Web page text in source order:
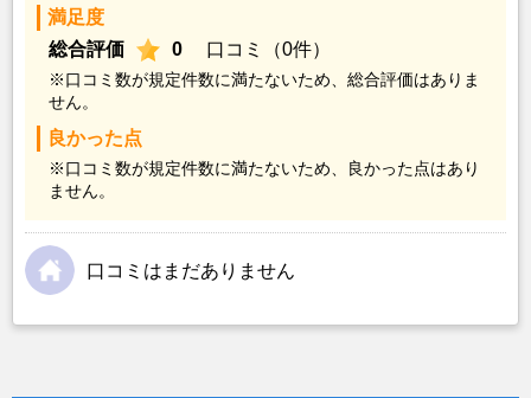
満足度
総合評価
0 口コミ（0件）
※口コミ数が規定件数に満たないため、総合評価はありま
せん。
良かった点
※口コミ数が規定件数に満たないため、良かった点はあり
ません。
口コミはまだありません